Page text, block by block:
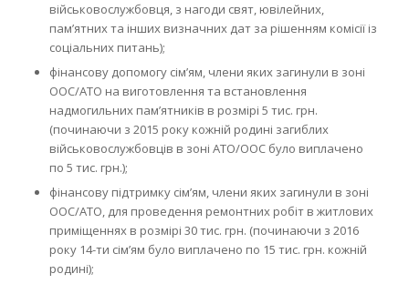
військовослужбовця, з нагоди свят, ювілейних,
пам’ятних та інших визначних дат за рішенням комісії із
соціальних питань);
фінансову допомогу сім’ям, члени яких загинули в зоні
ООС/АТО на виготовлення та встановлення
надмогильних пам’ятників в розмірі 5 тис. грн.
(починаючи з 2015 року кожній родині загиблих
військовослужбовців в зоні АТО/ООС було виплачено
по 5 тис. грн.);
фінансову підтримку сім’ям, члени яких загинули в зоні
ООС/АТО, для проведення ремонтних робіт в житлових
приміщеннях в розмірі 30 тис. грн. (починаючи з 2016
року 14-ти сім’ям було виплачено по 15 тис. грн. кожній
родині);